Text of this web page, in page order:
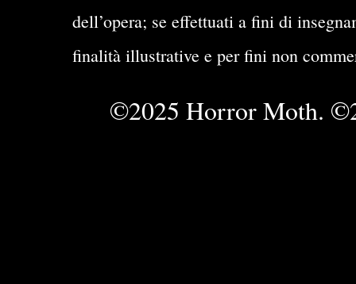
dell’opera; se effettuati a fini di
finalità illustrative e per fini non
©2025 Horror Moth.